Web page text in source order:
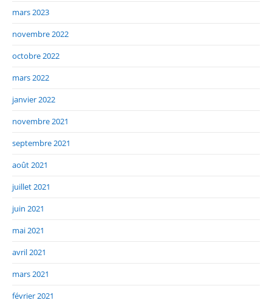
mars 2023
novembre 2022
octobre 2022
mars 2022
janvier 2022
novembre 2021
septembre 2021
août 2021
juillet 2021
juin 2021
mai 2021
avril 2021
mars 2021
février 2021